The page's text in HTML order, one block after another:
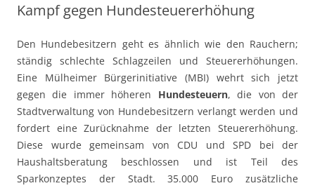
Kampf gegen Hundesteuererhöhung
Den Hundebesitzern geht es ähnlich wie den Rauchern;
ständig schlechte Schlagzeilen und Steuererhöhungen.
Eine Mülheimer Bürgerinitiative (MBI) wehrt sich jetzt
gegen die immer höheren Hundesteuern, die von der
Stadtverwaltung von Hundebesitzern verlangt werden und
fordert eine Zurücknahme der letzten Steuererhöhung.
Diese wurde gemeinsam von CDU und SPD bei der
Haushaltsberatung beschlossen und ist Teil des
Sparkonzeptes der Stadt. 35.000 Euro zusätzliche